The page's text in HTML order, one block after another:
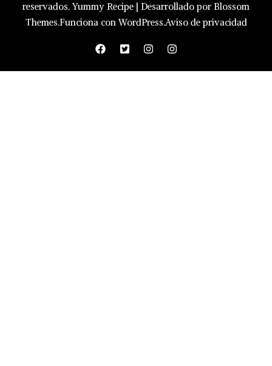
reservados.Yummy Recipe | Desarrollado por Blossom
Themes.Funciona conWordPress.Aviso de privacidad